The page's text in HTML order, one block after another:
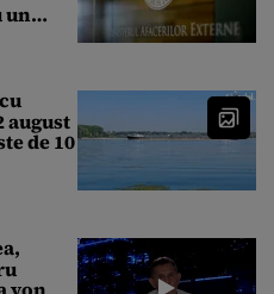
un
august
de 10